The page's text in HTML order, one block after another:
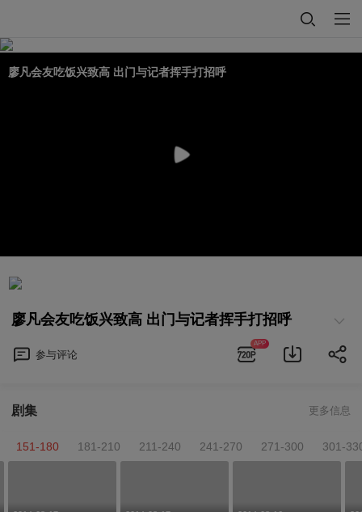
廖凡会友吃饭兴致高 出门与记者挥手打招呼
廖凡会友吃饭兴致高 出门与记者挥手打招呼
参与评论
APP
剧集 更多信息
151-180 181-210 211-240 241-270 271-300 301-